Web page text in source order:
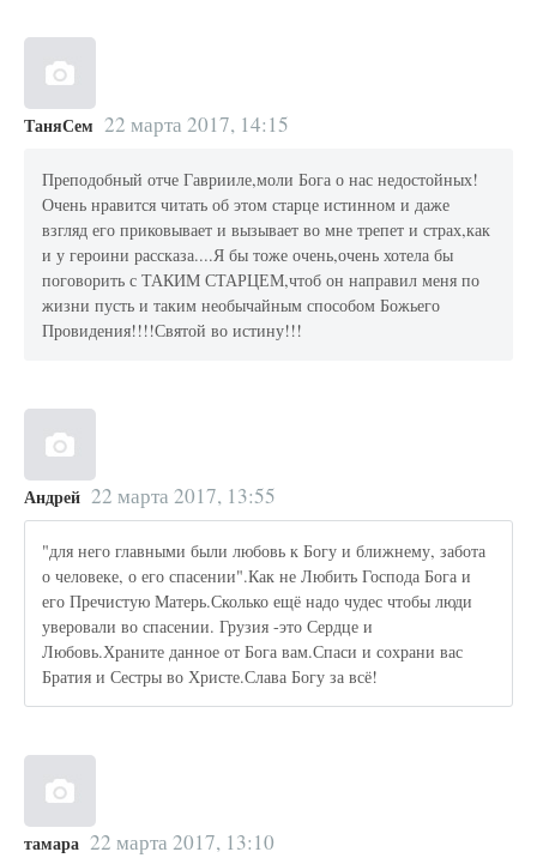
ТаняСем 22 марта 2017, 14:15
Преподобный отче Гаврииле,моли Бога о нас недостойных!
Очень нравится читать об этом старце истинном и даже
взгляд его приковывает и вызывает во мне трепет и страх,как
и у героини рассказа....Я бы тоже очень,очень хотела бы
поговорить с ТАКИМ СТАРЦЕМ,чтоб он направил меня по
жизни пусть и таким необычайным способом Божьего
Провидения!!!!Святой во истину!!!
Андрей 22 марта 2017, 13:55
"для него главными были любовь к Богу и ближнему, забота
о человеке, о его спасении".Как не Любить Господа Бога и
его Пречистую Матерь.Сколько ещё надо чудес чтобы люди
уверовали во спасении. Грузия -это Сердце и
Любовь.Храните данное от Бога вам.Спаси и сохрани вас
Братия и Сестры во Христе.Слава Богу за всё!
тамара 22 марта 2017, 13:10